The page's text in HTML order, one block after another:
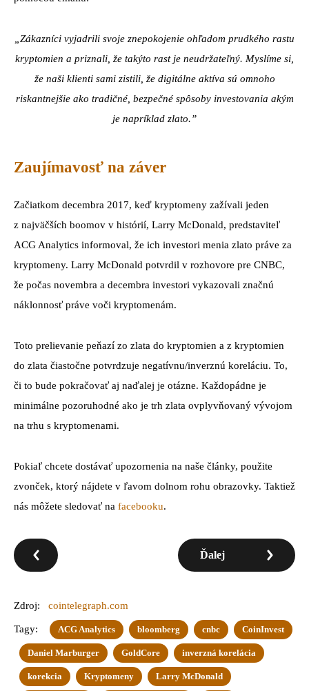
„Zákazníci vyjadrili svoje znepokojenie ohľadom prudkého rastu
kryptomien a priznali, že takýto rast je neudržateľný. Myslíme si,
že naši klienti sami zistili, že digitálne aktíva sú omnoho
riskantnejšie ako tradičné, bezpečné spôsoby investovania akým
je napríklad zlato.”
Zaujímavosť na záver
Začiatkom decembra 2017, keď kryptomeny zažívali jeden
z najväčších boomov v histórií, Larry McDonald, predstaviteľ
ACG Analytics informoval, že ich investori menia zlato práve za
kryptomeny. Larry McDonald potvrdil v rozhovore pre CNBC,
že počas novembra a decembra investori vykazovali značnú
náklonnosť práve voči kryptomenám.
Toto prelievanie peňazí zo zlata do kryptomien a z kryptomien
do zlata čiastočne potvrdzuje negatívnu/inverznú koreláciu. To,
či to bude pokračovať aj naďalej je otázne. Každopádne je
minimálne pozoruhodné ako je trh zlata ovplyvňovaný vývojom
na trhu s kryptomenami.
Pokiaľ chcete dostávať upozornenia na naše články, použite
zvonček, ktorý nájdete v ľavom dolnom rohu obrazovky. Taktiež
nás môžete sledovať na facebooku.
Ďalej
Zdroj: cointelegraph.com
Tagy: ACG Analytics bloomberg cnbc CoinInvest
Daniel Marburger GoldCore inverzná korelácia
korekcia Kryptomeny Larry McDonald